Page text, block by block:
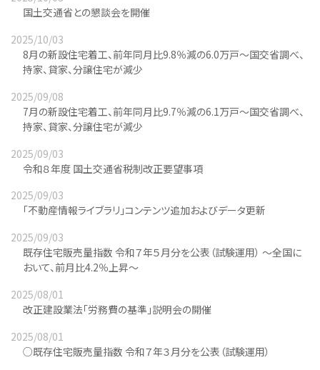
国土交通省との懇談会を開催
2025/10/03
8月の新設住宅着工、前年同月比9.8％減の6.0万戸～国交省調べ、
持家、貸家、分譲住宅が減少
2025/09/08
7月の新設住宅着工、前年同月比9.7％減の6.1万戸～国交省調べ、
持家、貸家、分譲住宅が減少
2025/09/03
令和８年度 国土交通省税制改正要望事項
2025/09/03
「不動産情報ライブラリ」コンテンツ追加およびデータ更新
2025/09/03
既存住宅販売量指数 令和７年５月分を公表（試験運用） ～全国に
おいて、前月比4.2％上昇～
2025/08/01
改正建設業法「労務費の基準」説明会の開催
2025/08/01
○既存住宅販売量指数 令和７年３月分を公表（試験運用）